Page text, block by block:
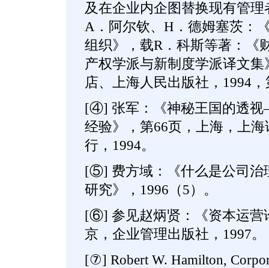
及在企业内企图替换现有管
A．阿尔钦、H．德姆塞茨：
组织》，载R．科斯等著：《
产权学派与新制度学派译文
店、上海人民出版社，1994，
[④] 张军：《神秘王国的透
经验》，第66页，上海，上
行，1994。
[⑤] 费方域：《什么是公司治
研究》，1996（5）。
[⑥] 参见赵炳贤：《资本运营
京，企业管理出版社，1997。
[⑦] Robert W. Hamilton,